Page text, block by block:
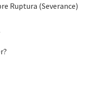
Ruptura (Severance)